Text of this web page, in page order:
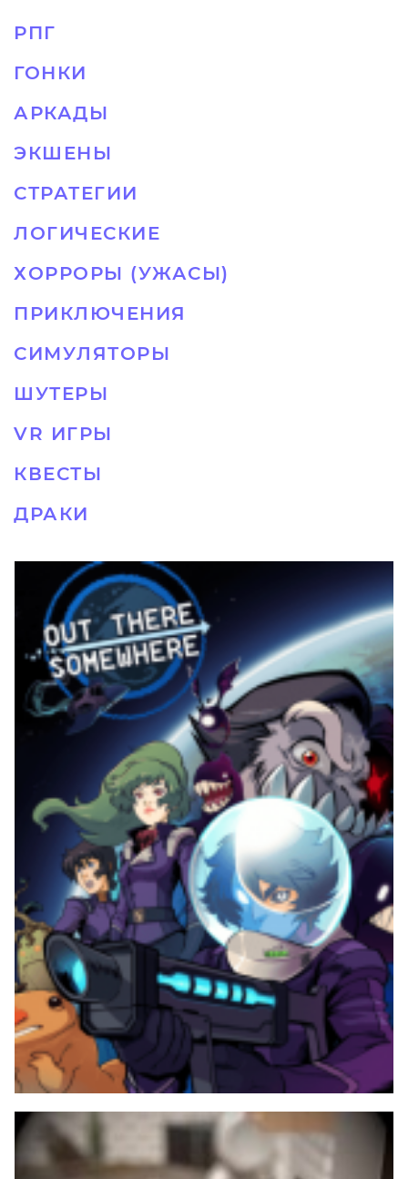
РПГ
ГОНКИ
АРКАДЫ
ЭКШЕНЫ
СТРАТЕГИИ
ЛОГИЧЕСКИЕ
ХОРРОРЫ (УЖАСЫ)
ПРИКЛЮЧЕНИЯ
СИМУЛЯТОРЫ
ШУТЕРЫ
VR ИГРЫ
КВЕСТЫ
ДРАКИ